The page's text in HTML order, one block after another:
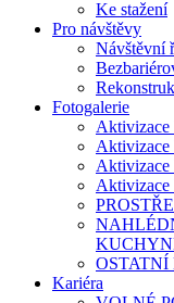
Ke stažení
Pro návštěvy
Návštěvní
Fotogalerie
Aktivizace
Aktivizace
Aktivizace
Aktivizace
Kariéra